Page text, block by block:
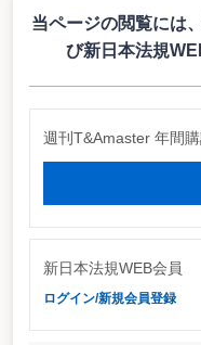
同族会社に対する巨額の無利
の行為又は計算の否認等）を
分を行ったことの適否をめぐ
由」の有無を争点とする国側
争われる原判決
原判決は、申立人が、本件消
たことについては違法はない
原判決が、相手方につき上記
る無利息貸付けについては課
当ページの閲覧には
び新日本法規
週刊T&Amaster 年間
新日本法規WEB会員
ログイン/新規会員登録